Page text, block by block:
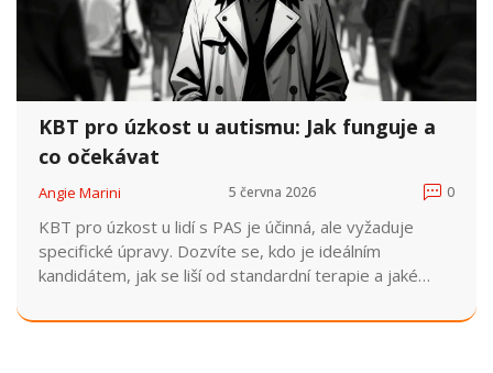
KBT pro úzkost u autismu: Jak funguje a
co očekávat
Angie Marini 5 června 2026 0
KBT pro úzkost u lidí s PAS je účinná, ale vyžaduje
specifické úpravy. Dozvíte se, kdo je ideálním
kandidátem, jak se liší od standardní terapie a jaké